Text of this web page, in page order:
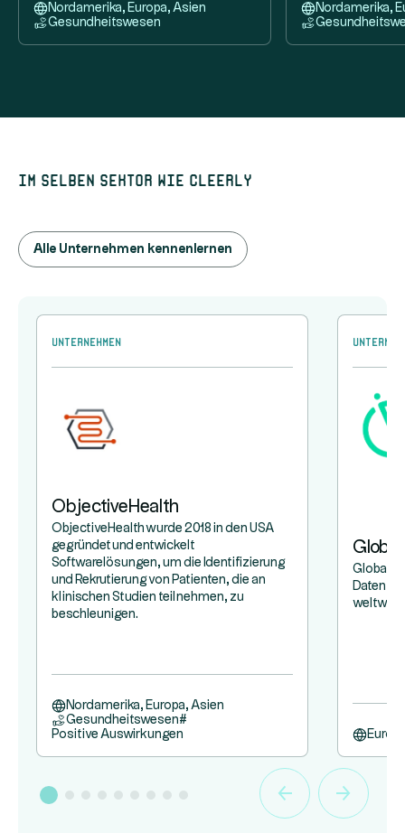
Nordamerika, Europa, Asien
Gesundheitswesen
Nordamerika,
Im selben Sektor wie Cleerly
Alle Unternehmen kennenlernen
Unternehmen
ObjectiveHealth
ObjectiveHealth wurde 2018 in den USA
gegründet und entwickelt
Softwarelösungen, um die Identifizierung
und Rekrutierung von Patienten, die an
klinischen Studien teilnehmen, zu
beschleunigen.
Nordamerika, Europa, Asien
Gesundheitswesen#
Positive Auswirkungen
Daten,
weltweit